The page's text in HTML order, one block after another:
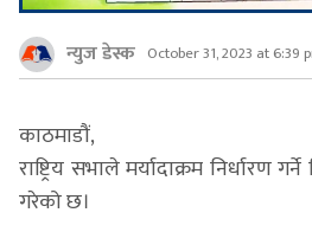
न्युज डेस्क October 31, 2023 at 6:39
काठमाडौं,
राष्ट्रिय सभाले मर्यादाक्रम निर्धारण
गरेको छ।